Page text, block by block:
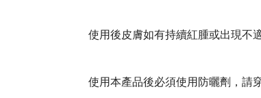
使用後皮膚如有持續紅腫或出現不
使用本產品後必須使用防曬劑，請